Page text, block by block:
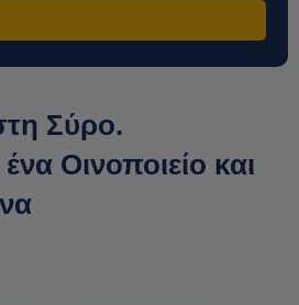
Σύρο.
Οινοποιείο και